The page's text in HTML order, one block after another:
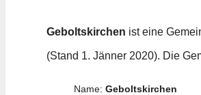
Geboltskirchen ist eine
(Stand 1. Jänner 2020). Die
Name: Geboltskirchen